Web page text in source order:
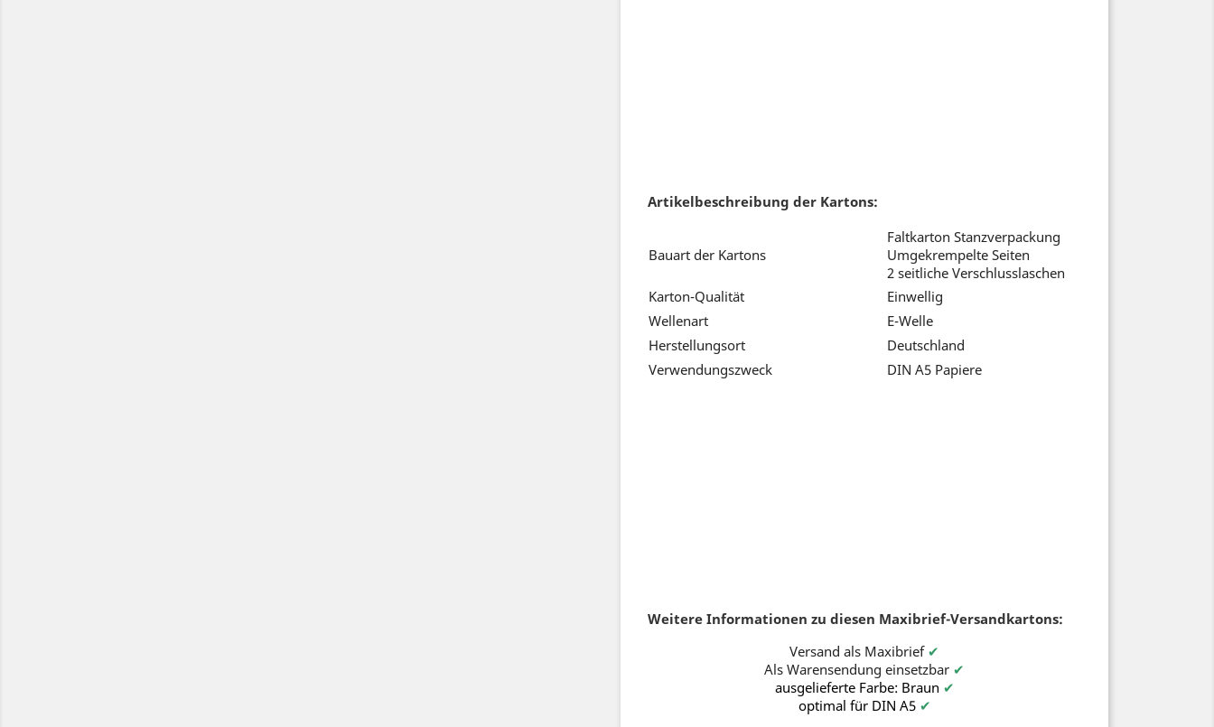
Artikelbeschreibung der Kartons:
Bauart der Kartons
Faltkarton Stanzverpackung
Umgekrempelte Seiten
2 seitliche Verschlusslaschen
Karton-Qualität
Einwellig
Wellenart
E-Welle
Herstellungsort
Deutschland
Verwendungszweck
DIN A5 Papiere
Weitere Informationen zu diesen Maxibrief-Versandkartons:
Versand als Maxibrief ✔
Als Warensendung einsetzbar ✔
ausgelieferte Farbe: Braun ✔
optimal für DIN A5✔